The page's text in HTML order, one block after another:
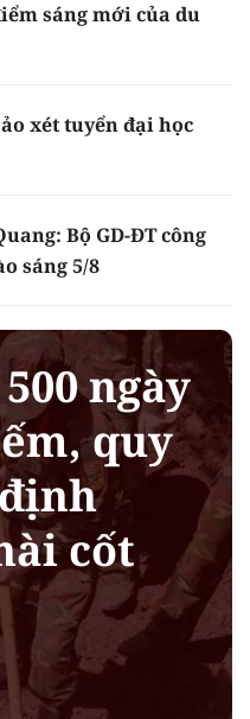
sáng mới của du
xét tuyển đại học
Bộ GD-ĐT công
sáng 5/8
ngày
quy
cốt